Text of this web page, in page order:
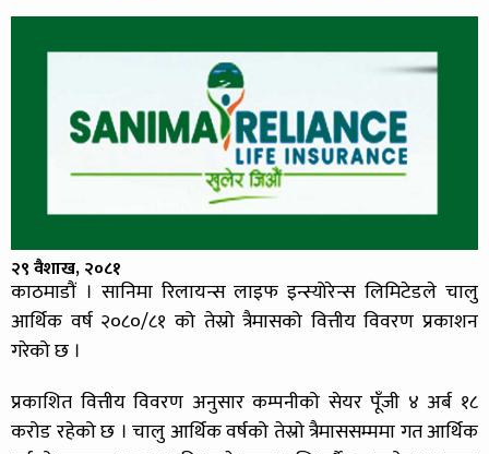
२९ वैशाख, २०८१
काठमाडौं । सानिमा रिलायन्स लाइफ इन्स्योरेन्स लिमिटेडले चालु
आर्थिक वर्ष २०८०/८१ को तेस्राे त्रैमासको वित्तीय विवरण प्रकाशन
गरेको छ ।
प्रकाशित वित्तीय विवरण अनुसार कम्पनीको सेयर पूँजी ४ अर्ब १८
करोड रहेको छ । चालु आर्थिक वर्षको तेस्राे त्रैमाससम्ममा गत आर्थिक